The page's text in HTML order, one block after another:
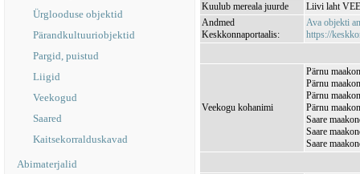
Ürglooduse objektid
Pärandkultuuriobjektid
Pargid, puistud
Liigid
Veekogud
Saared
Kaitsekorralduskavad
Abimaterjalid
Kuulub mereala juurde
Liivi laht
Andmed
Keskkonnaportaalis:
Ava objekti
https://
Veekogu kohanimi
Pärnu
Pärnu
Pärnu
Pärnu
Saare
Saare
Saare